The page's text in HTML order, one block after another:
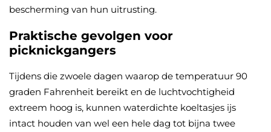
bescherming van hun uitrusting.
Praktische gevolgen voor
picknickgangers
Tijdens die zwoele dagen waarop de temperatuur 90
graden Fahrenheit bereikt en de luchtvochtigheid
extreem hoog is, kunnen waterdichte koeltasjes ijs
intact houden van wel een hele dag tot bijna twee